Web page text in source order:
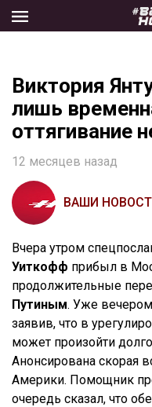
the
Виктория
лишь
оттягивание
12 месяцев назад
ВАШИ
Вчера утром
Уиткофф прибыл в
продолжительные
Путиным. Уже вечером
заявив, что в
может произойти
Анонсирована скорая
Америки. Помощник
очередь сказал, что